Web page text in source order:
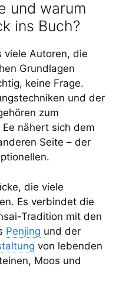
und warum
ins Buch?
viele Autoren, die
Grundlagen
keine Frage.
und der
zum
nähert sich dem
Seite – der
die viele
Es verbindet die
Tradition mit den
Penjing und der
von lebenden
Moos und